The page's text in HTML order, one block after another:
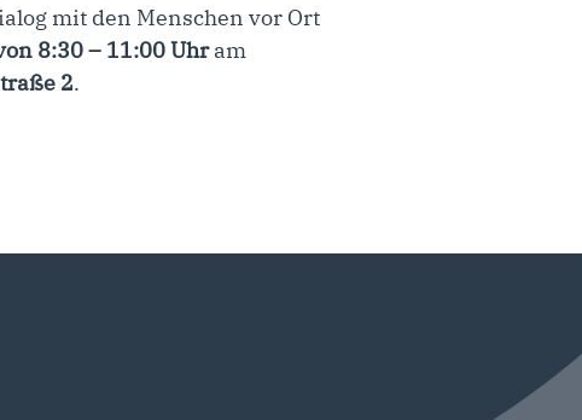
mit den Menschen vor Ort
8:30 – 11:00 Uhram
2.